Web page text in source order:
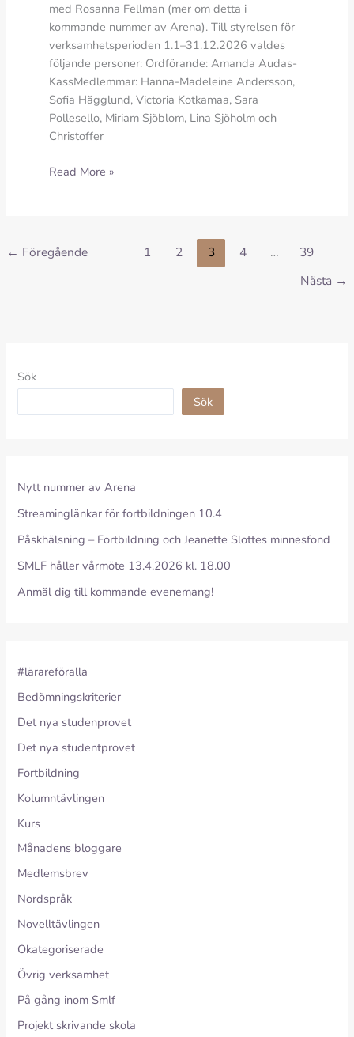
med Rosanna Fellman (mer om detta i
kommande nummer av Arena). Till styrelsen för
verksamhetsperioden 1.1–31.12.2026 valdes
följande personer: Ordförande: Amanda Audas-
KassMedlemmar: Hanna-Madeleine Andersson,
Sofia Hägglund, Victoria Kotkamaa, Sara
Pollesello, Miriam Sjöblom, Lina Sjöholm och
Christoffer
Historiskt
historier
Read More »
← Föregående 1 2 3 4 …
39
Nästa →
Sök
Sök
Nytt nummer av Arena
Streaminglänkar för fortbildningen 10.4
Påskhälsning – Fortbildning och Jeanette Slottes minnesfond
SMLF håller vårmöte 13.4.2026 kl. 18.00
Anmäl dig till kommande evenemang!
#lärareföralla
Bedömningskriterier
Det nya studenprovet
Det nya studentprovet
Fortbildning
Kolumntävlingen
Kurs
Månadens bloggare
Medlemsbrev
Nordspråk
Novelltävlingen
Okategoriserade
Övrig verksamhet
På gång inom Smlf
Projekt skrivande skola